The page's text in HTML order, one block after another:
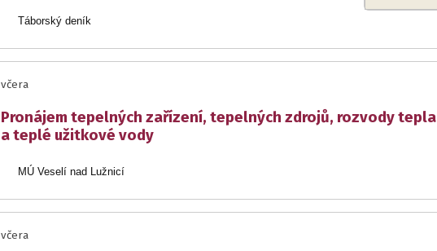
Táborský deník
včera
Pronájem tepelných zařízení, tepelných zdrojů, rozvody tepla
a teplé užitkové vody
MÚ Veselí nad Lužnicí
včera